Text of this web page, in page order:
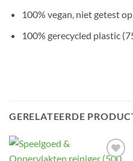
100% vegan, niet getest
100% gerecycled plastic
GERELATEERDE